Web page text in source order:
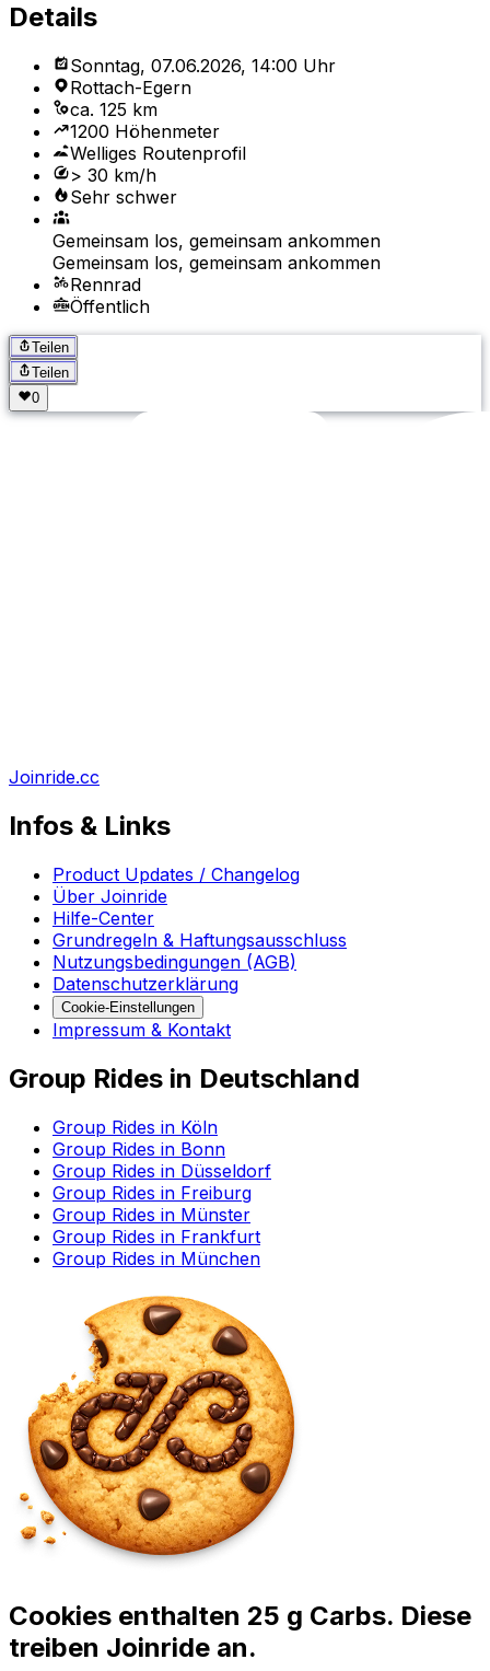
Details
Sonntag, 07.06.2026, 14:00 Uhr
Rottach-Egern
ca. 125 km
1200 Höhenmeter
Welliges Routenprofil
> 30 km/h
Sehr schwer
Gemeinsam los, gemeinsam ankommen
Gemeinsam los, gemeinsam ankommen
Rennrad
Öffentlich
Teilen
Teilen
Joinride.cc
Infos & Links
Product Updates / Changelog
Über Joinride
Hilfe-Center
Grundregeln & Haftungsausschluss
Nutzungsbedingungen (AGB)
Datenschutzerklärung
Cookie-Einstellungen
Impressum & Kontakt
Group Rides in Deutschland
Group Rides in Köln
Group Rides in Bonn
Group Rides in Düsseldorf
Group Rides in Freiburg
Group Rides in Münster
Group Rides in Frankfurt
Group Rides in München
Cookies enthalten 25 g Carbs. Diese
treiben Joinride an.